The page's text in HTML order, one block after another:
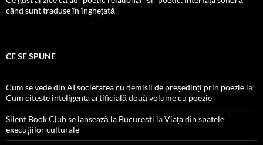
când sunt traduse în înghețată
CE SE SPUNE
Cum se vede din AI societatea cu demisii de președinți prin poezie la
Cum citește inteligența artificială două volume cu poezie
Silent Book Club se lansează la București laViaţa din spatele
execuţiilor culturale